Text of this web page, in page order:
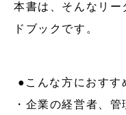
本書は、そんなリー
ドブックです。
●こんな方におすす
・企業の経営者、